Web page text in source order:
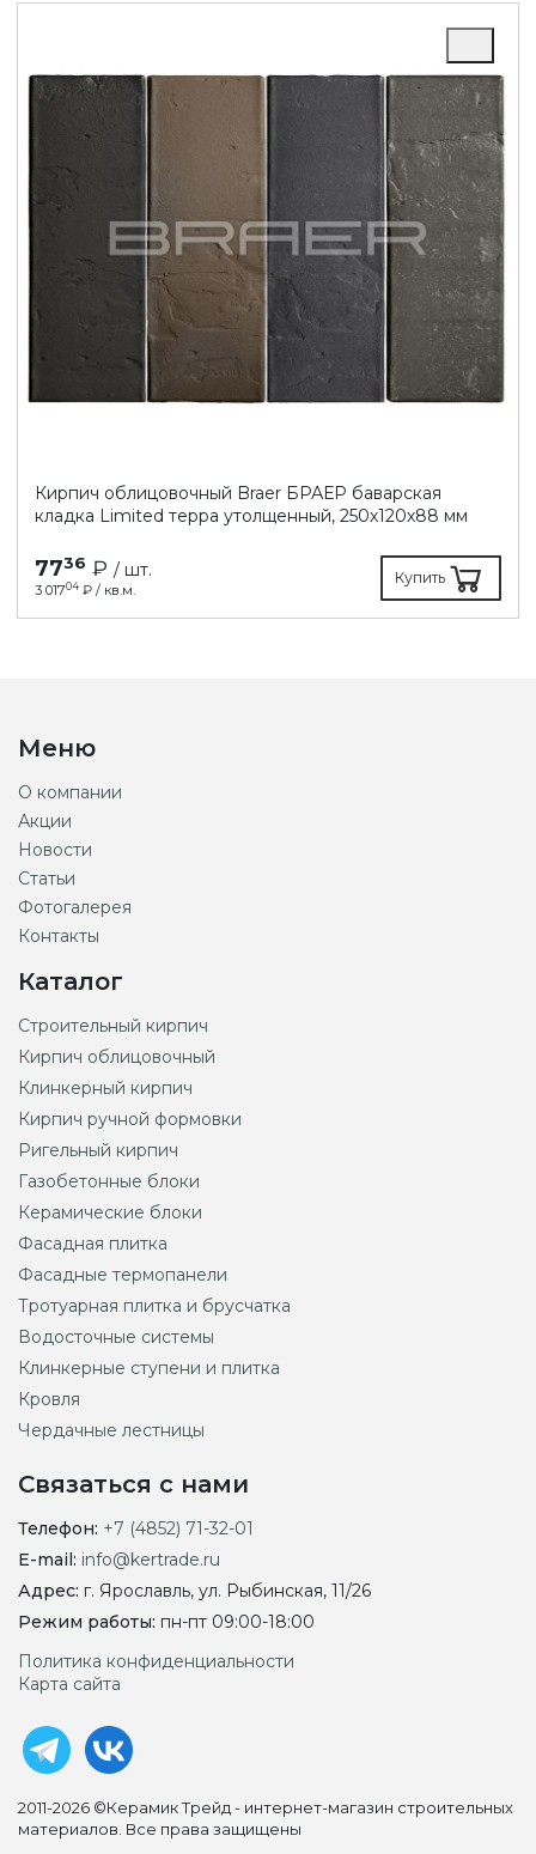
Кирпич облицовочный Braer БРАЕР баварская
кладка Limited терра утолщенный, 250х120х88 мм
7736 ₽ / шт.
3 01704 ₽ / кв.м.
Купить
Меню
О компании
Акции
Новости
Статьи
Фотогалерея
Контакты
Каталог
Строительный кирпич
Кирпич облицовочный
Клинкерный кирпич
Кирпич ручной формовки
Ригельный кирпич
Газобетонные блоки
Керамические блоки
Фасадная плитка
Фасадные термопанели
Тротуарная плитка и брусчатка
Водосточные системы
Клинкерные ступени и плитка
Кровля
Чердачные лестницы
Связаться с нами
Телефон: +7 (4852) 71-32-01
E-mail: info@kertrade.ru
Адрес: г. Ярославль, ул. Рыбинская, 11/26
Режим работы: пн-пт 09:00-18:00
Политика конфиденциальности
Карта сайта
2011-2026 ©Керамик Трейд - интернет-магазин строительных
материалов. Все права защищены